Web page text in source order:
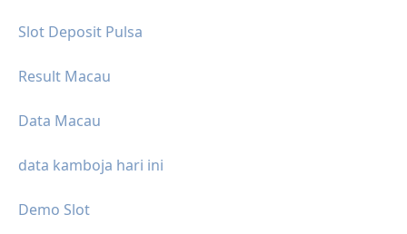
Slot Deposit Pulsa
Result Macau
Data Macau
data kamboja hari ini
Demo Slot